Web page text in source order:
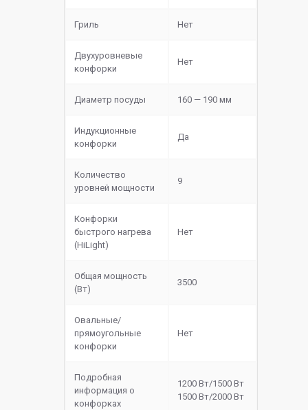
Гриль Нет
Двухуровневые
конфорки
Нет
Диаметр посуды 160 — 190 мм
Индукционные
конфорки
Да
Количество
уровней мощности
9
Конфорки
быстрого нагрева
(HiLight)
Нет
Общая мощность
(Вт)
3500
Овальные/
прямоугольные
конфорки
Нет
Подробная
информация о
конфорках
1200 Вт/1500 Вт
1500 Вт/2000 Вт